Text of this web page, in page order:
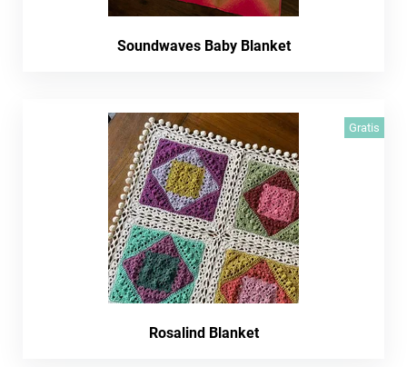
Soundwaves Baby Blanket
Gratis
Rosalind Blanket